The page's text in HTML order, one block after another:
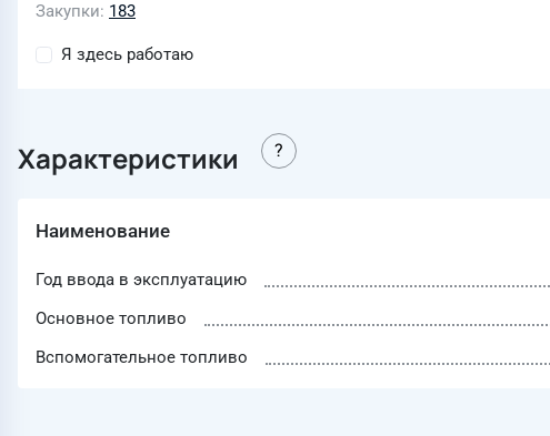
Закупки 183
Я здесь работаю
Характеристики
Наименование
Год ввода в эксплуатацию
Основное топливо
Вспомогательное топливо